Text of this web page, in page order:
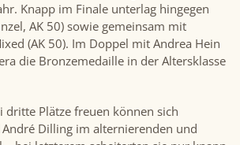
Knapp im Finale unterlag hingegen
AK 50) sowie gemeinsam mit
(AK 50). Im Doppel mit Andrea Hein
die Bronzemedaille in der Altersklasse
dritte Plätze freuen können sich
André Dilling im alternierenden und